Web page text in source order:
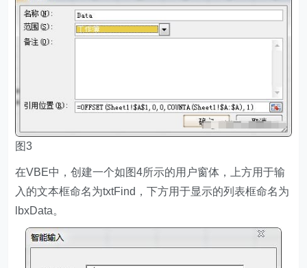
图3
在VBE中，创建一个如图4所示的用户窗体，上方用于输
入的文本框命名为txtFind，下方用于显示的列表框命名为
lbxData。